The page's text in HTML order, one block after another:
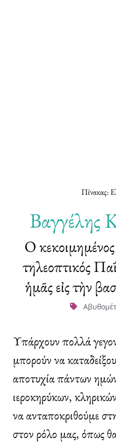
Πίνακας:
Βαγγέλης
Ο
τηλεοπτικός
ἡμᾶς εἰς τὴν
Υπάρχουν πολλά
μπορούν να
αποτυχία πάντων
ιεροκηρύκων,
να ανταποκριθούμε
στον ρόλο μας, όπως